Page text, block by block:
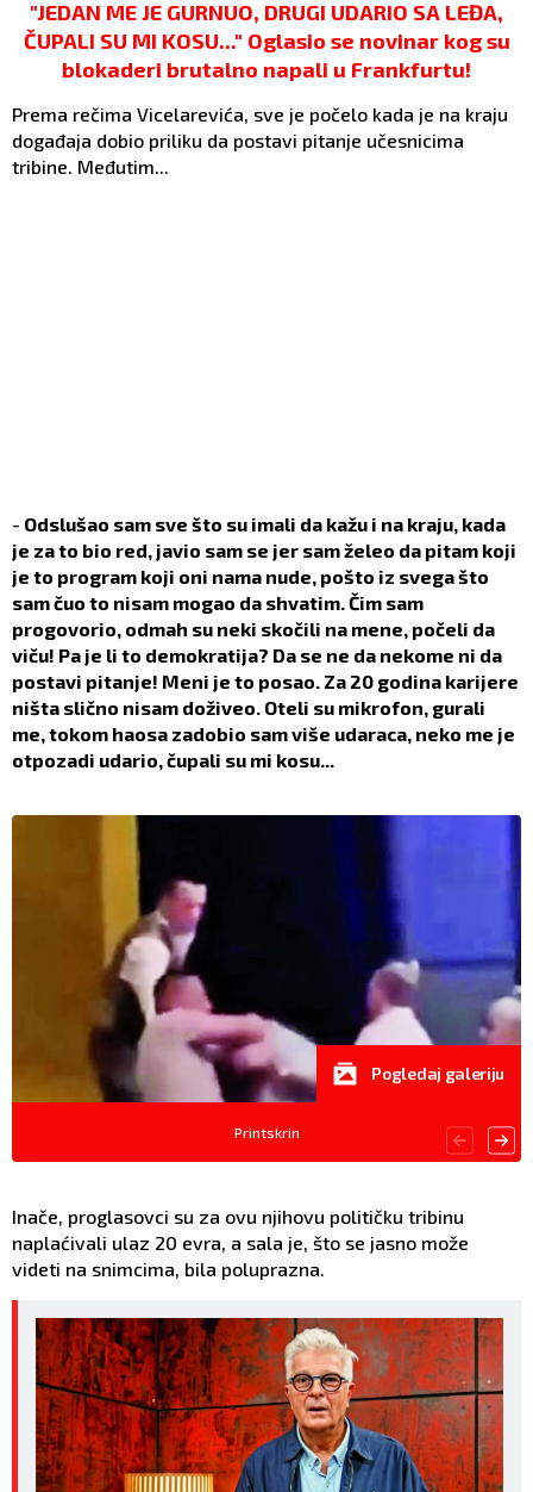
"JEDAN ME JE GURNUO, DRUGI UDARIO SA LEĐA,
ČUPALI SU MI KOSU..." Oglasio se novinar kog su
blokaderi brutalno napali u Frankfurtu!
Prema rečima Vicelarevića, sve je počelo kada je na kraju
događaja dobio priliku da postavi pitanje učesnicima
tribine. Međutim...
- Odslušao sam sve što su imali da kažu i na kraju, kada
je za to bio red, javio sam se jer sam želeo da pitam koji
je to program koji oni nama nude, pošto iz svega što
sam čuo to nisam mogao da shvatim. Čim sam
progovorio, odmah su neki skočili na mene, počeli da
viču! Pa je li to demokratija? Da se ne da nekome ni da
postavi pitanje! Meni je to posao. Za 20 godina karijere
ništa slično nisam doživeo. Oteli su mikrofon, gurali
me, tokom haosa zadobio sam više udaraca, neko me je
otpozadi udario, čupali su mi kosu...
Printskrin
Pogledaj galeriju
Inače, proglasovci su za ovu njihovu političku tribinu
naplaćivali ulaz 20 evra, a sala je, što se jasno može
videti na snimcima, bila poluprazna.